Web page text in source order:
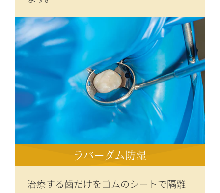
ラバーダム防湿
治療する歯だけをゴムのシートで隔離